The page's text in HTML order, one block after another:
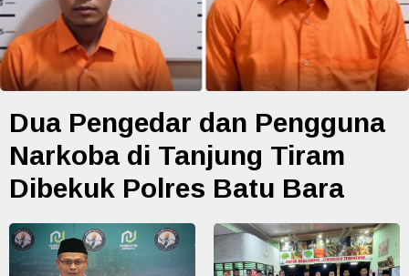
Dua Pengedar dan Pengguna
Narkoba di Tanjung Tiram
Dibekuk Polres Batu Bara